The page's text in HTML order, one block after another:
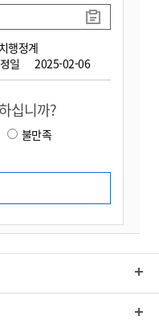
행정계
일 2025-02-06
십니까?
불만족